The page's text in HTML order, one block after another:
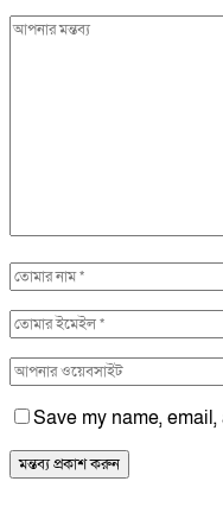
Save my name,